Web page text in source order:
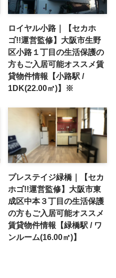
ロイヤル小路｜【セカホ
ゴ!!運営監修】大阪市生野
区小路１丁目の生活保護の
方もご入居可能オススメ賃
貸物件情報【小路駅 /
1DK(22.00㎡)】※
プレステイジ緑橋｜【セカ
ホゴ!!運営監修】大阪市東
成区中本３丁目の生活保護
の方もご入居可能オススメ
賃貸物件情報【緑橋駅 / ワ
ンルーム(16.00㎡)】